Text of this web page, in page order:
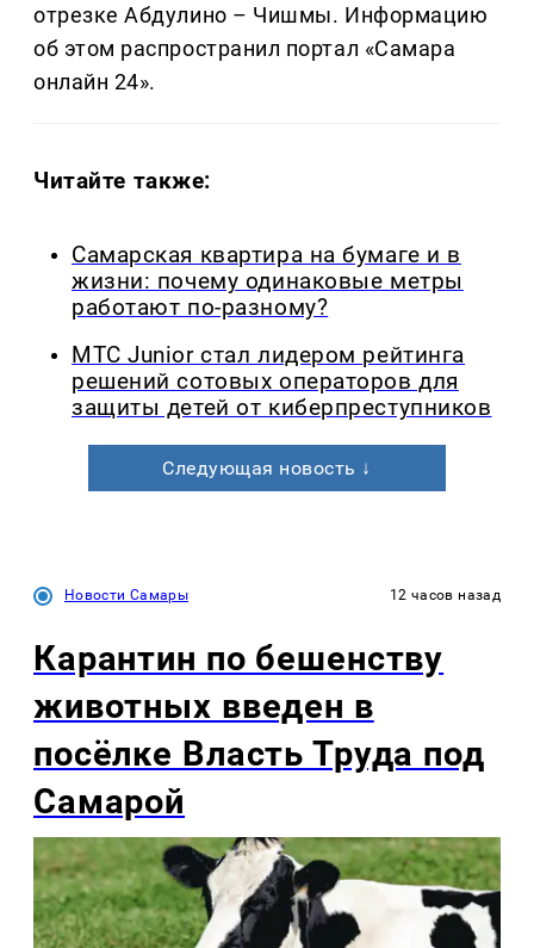
отрезке Абдулино – Чишмы. Информацию
об этом распространил портал «Самара
онлайн 24».
Читайте также:
Самарская квартира на бумаге и в
жизни: почему одинаковые метры
работают по-разному?
МТС Junior стал лидером рейтинга
решений сотовых операторов для
защиты детей от киберпреступников
Следующая новость ↓
Новости Самары 12 часов назад
Карантин по бешенству
животных введен в
посёлке Власть Труда под
Самарой